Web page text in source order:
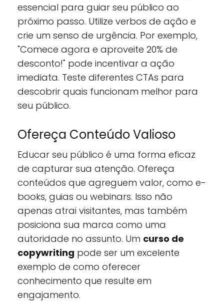
essencial para guiar seu público ao
próximo passo. Utilize verbos de ação e
crie um senso de urgência. Por exemplo,
"Comece agora e aproveite 20% de
desconto!" pode incentivar a ação
imediata. Teste diferentes CTAs para
descobrir quais funcionam melhor para
seu público.
Ofereça Conteúdo Valioso
Educar seu público é uma forma eficaz
de capturar sua atenção. Ofereça
conteúdos que agreguem valor, como e-
books, guias ou webinars. Isso não
apenas atrai visitantes, mas também
posiciona sua marca como uma
autoridade no assunto. Um curso de
copywriting pode ser um excelente
exemplo de como oferecer
conhecimento que resulte em
engajamento.